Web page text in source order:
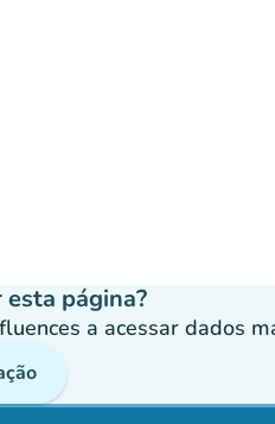
página?
a acessar dados